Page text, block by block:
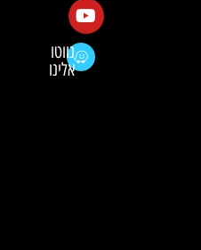
נווטו
אלינו